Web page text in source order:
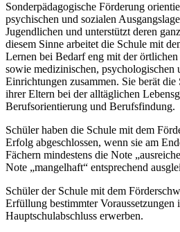
Sonderpädagogische Förderung
psychischen und sozialen
Jugendlichen und unterstützt deren
diesem Sinne arbeitet die Schule mit
Lernen bei Bedarf eng mit der
sowie medizinischen, psychologischen
Einrichtungen zusammen. Sie berät
ihrer Eltern bei der alltäglichen
Berufsorientierung und Berufsfindung.
Schüler haben die Schule mit dem
Erfolg abgeschlossen, wenn sie am
Fächern mindestens die Note
Note „mangelhaft“ entsprechend
Schüler der Schule mit dem
Erfüllung bestimmter Voraussetzungen
Hauptschulabschluss erwerben.